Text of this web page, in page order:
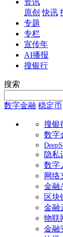
原创 快讯
专题
专栏
宣传年
AI播报
搜银行
搜索
数字金融 稳定币
搜银
数字
隐私
数字
网络
金融
区块
金融
物联
金融